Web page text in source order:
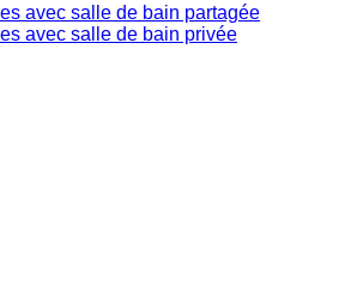
avec salle de bain partagée
avec salle de bain privée